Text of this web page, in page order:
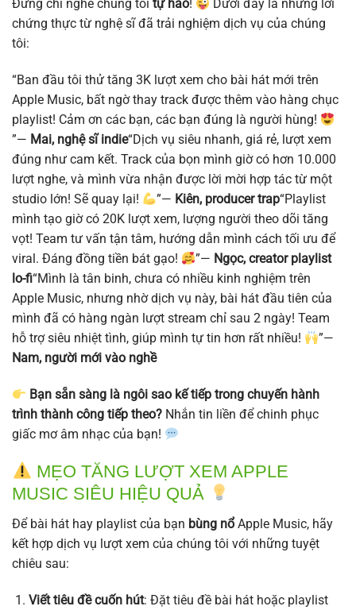
Đừng chỉ nghe chúng tôi tự hào!
Dưới đây là những lời
chứng thực từ nghệ sĩ đã trải nghiệm dịch vụ của chúng
tôi:
“Ban đầu tôi thử tăng 3K lượt xem cho bài hát mới trên
Apple Music, bất ngờ thay track được thêm vào hàng chục
playlist! Cảm ơn các bạn, các bạn đúng là người hùng!
”— Mai, nghệ sĩ indie“Dịch vụ siêu nhanh, giá rẻ, lượt xem
đúng như cam kết. Track của bọn mình giờ có hơn 10.000
lượt nghe, và mình vừa nhận được lời mời hợp tác từ một
studio lớn! Sẽ quay lại!
”— Kiên, producer trap“Playlist
mình tạo giờ có 20K lượt xem, lượng người theo dõi tăng
vọt! Team tư vấn tận tâm, hướng dẫn mình cách tối ưu để
viral. Đáng đồng tiền bát gạo!
”— Ngọc, creator playlist
lo-fi“Mình là tân binh, chưa có nhiều kinh nghiệm trên
Apple Music, nhưng nhờ dịch vụ này, bài hát đầu tiên của
mình đã có hàng ngàn lượt stream chỉ sau 2 ngày! Team
hỗ trợ siêu nhiệt tình, giúp mình tự tin hơn rất nhiều!
”—
Nam, người mới vào nghề
Bạn sẵn sàng là ngôi sao kế tiếp trong chuyến hành
trình thành công tiếp theo? Nhắn tin liền để chinh phục
giấc mơ âm nhạc của bạn!
MẸO TĂNG LƯỢT XEM APPLE
MUSIC SIÊU HIỆU QUẢ
Để bài hát hay playlist của bạn bùng nổApple Music, hãy
kết hợp dịch vụ lượt xem của chúng tôi với những tuyệt
chiêu sau:
Viết tiêu đề cuốn hút: Đặt tiêu đề bài hát hoặc playlist